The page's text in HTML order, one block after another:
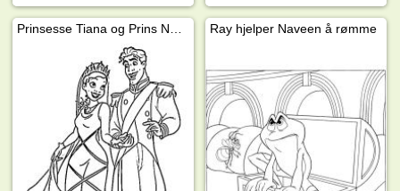
Ray hjelper Naveen å rømme